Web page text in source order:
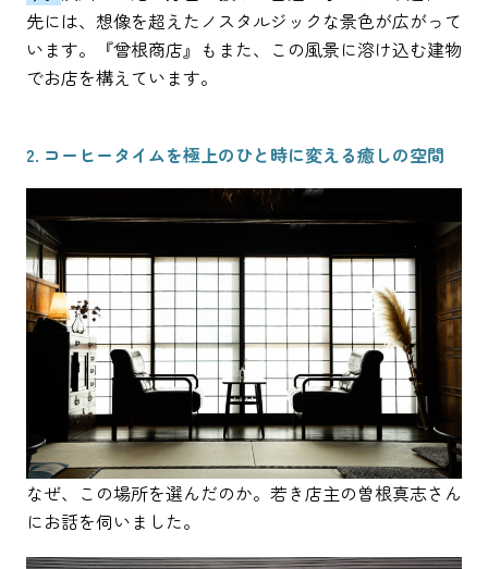
先には、想像を超えたノスタルジックな景色が広がって
います。『曾根商店』もまた、この風景に溶け込む建物
でお店を構えています。
2. コーヒータイムを極上のひと時に変える癒しの空間
なぜ、この場所を選んだのか。若き店主の曽根真志さん
にお話を伺いました。